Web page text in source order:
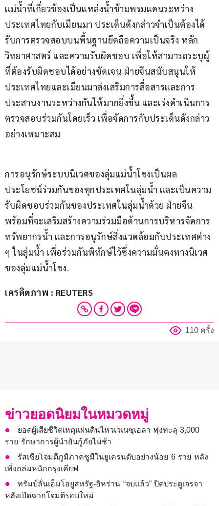
แม่น้ำที่เกี่ยวข้องเป็นแหล่งน้ำข้ามพรมแดนระหว่าง
ประเทศไทยกับเมียนมา ประเด็นดังกล่าวจำเป็นต้องได้
รับการตรวจสอบบนพื้นฐานยึดถือความเป็นจริง หลัก
วิทยาศาสตร์ และความรับผิดชอบ เพื่อให้สามารถระบุผู้
ที่ต้องรับผิดชอบได้อย่างชัดเจน ฝ่ายจีนสนับสนุนให้
ประเทศไทยและเมียนมาส่งเสริมการสื่อสารและการ
ประสานงานระหว่างกันให้มากยิ่งขึ้น และเร่งดำเนินการ
ตรวจสอบร่วมกันโดยเร็ว เพื่อจัดการกับประเด็นดังกล่าว
อย่างเหมาะสม
การอนุรักษ์ระบบนิเวศของลุ่มแม่น้ำโขงเป็นผล
ประโยชน์ร่วมกันของทุกประเทศในลุ่มน้ำ และเป็นความ
รับผิดชอบร่วมกันของประเทศในลุ่มน้ำด้วย ฝ่ายจีน
พร้อมที่จะเสริมสร้างความร่วมมือด้านการบริหารจัดการ
ทรัพยากรน้ำ และการอนุรักษ์สิ่งแวดล้อมกับประเทศต่าง
ๆ ในลุ่มน้ำ เพื่อร่วมกันพิทักษ์ไว้ซึ่งความมั่นคงทางนิเวศ
ของลุ่มแม่น้ำโขง.
เครดิตภาพ : REUTERS
110 ครั้ง
ข่าวยอดนิยมในหมวดหมู่
ยอดผู้เสียชีวิตเหตุแผ่นดินไหวเวเนซุเอลา พุ่งทะลุ 3,000
ราย รักษาการผู้นำยันกู้ภัยไม่ช้า
รัสเซียโจมตีภูมิภาคซูมีในยูเครนดับอย่างน้อย 6 ราย หลัง
เพิ่งถล่มหนักกรุงเคียฟ
ทรัมป์ลั่นเอ็มโอยูสหรัฐ-อิหร่าน “จบแล้ว” ปิดประตูเจรจา
หลังเปิดฉากโจมตีรอบใหม่